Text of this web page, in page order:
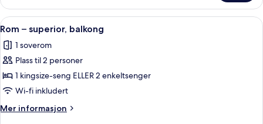
–
superior
Åpne
alle
bildene
av
Rom
–
superior,
balkong
Rom – superior, balkong | Safe på
13
Rom – superior, balkong
1 soverom
Plass til 2 personer
1 kingsize-seng ELLER 2 enkeltsenger
Wi-fi inkludert
Mer informasjon
Mer